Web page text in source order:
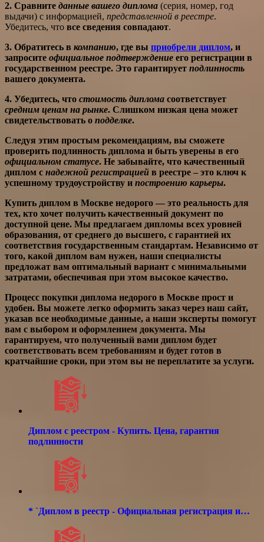
2. Сравните данные вашего диплома (серия, номер, год
выдачи) с информацией, представленной в реестре.
Убедитесь, что все сведения совпадают.
3. Обратитесь в компанию, где вы приобрели диплом, и
запросите официальное подтверждение его регистрации в
государственном реестре. Это гарантирует подлинность
вашего документа.
4. Убедитесь, что стоимость диплома соответствует
средним ценам на рынке. Слишком низкая цена может
свидетельствовать о подделке.
Следуя этим простым рекомендациям, вы сможете
проверить подлинность диплома и быть уверены в его
официальном статусе. Не забывайте, что качественный
диплом с надежной регистрацией в реестре – это ключ к
успешному трудоустройству и построению карьеры.
Купить диплом в Москве недорого — это реальность для
тех, кто хочет получить качественный документ по
доступной цене. Мы предлагаем дипломы всех уровней
образования, от среднего до высшего, с гарантией их
соответствия государственным стандартам. Независимо от
того, какой диплом вам нужен, наши специалисты
предложат вам оптимальный вариант с минимальными
затратами, обеспечивая при этом высокое качество.
Процесс покупки диплома недорого в Москве прост и
удобен. Вы можете легко оформить заказ через наш сайт,
указав все необходимые данные, а наши эксперты помогут
вам с выбором и оформлением документа. Мы
гарантируем, что полученный вами диплом будет
соответствовать всем требованиям и будет готов в
кратчайшие сроки, при этом вы не переплатите за услуги.
Диплом с реестром - Купить. Цена, гарантия
подлинности
* `Диплом в реестр - Официальная регистрация и…